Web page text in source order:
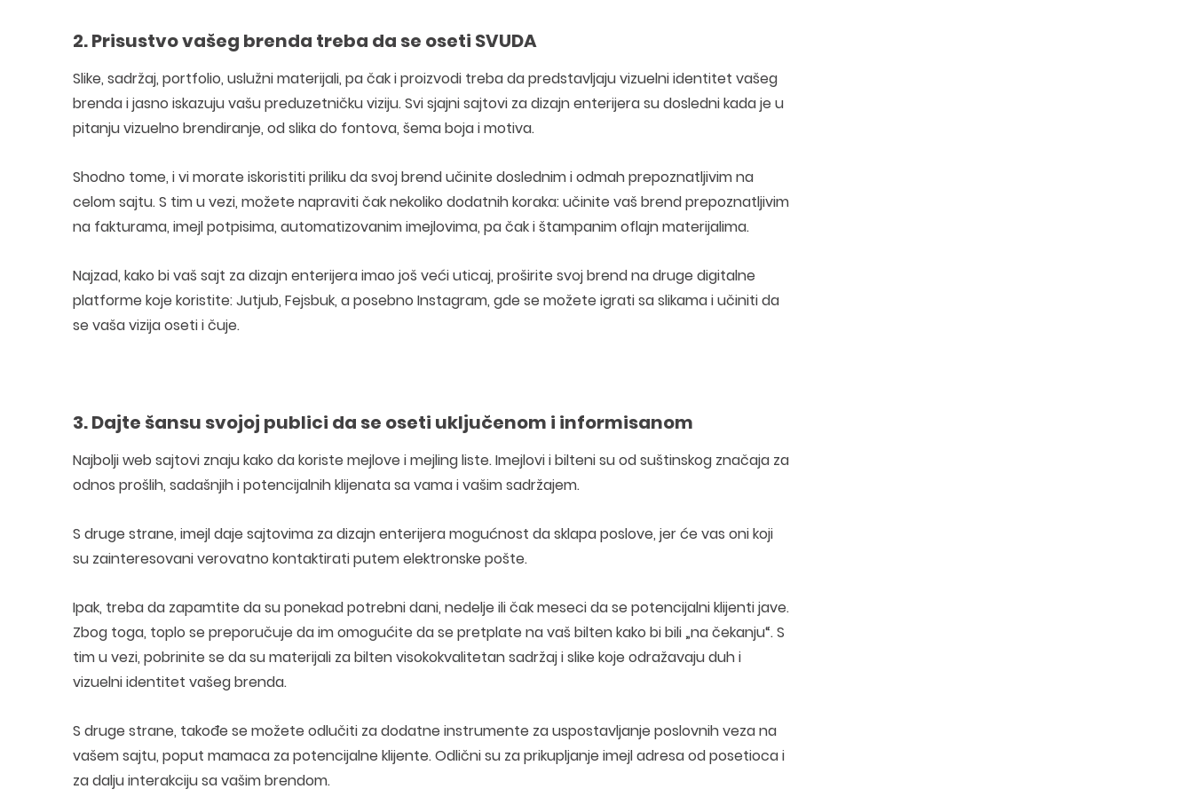
2. Prisustvo vašeg brenda treba da se oseti SVUDA
Slike, sadržaj, portfolio, uslužni materijali, pa čak i proizvodi treba da predstavljaju vizuelni identitet vašeg
brenda i jasno iskazuju vašu preduzetničku viziju. Svi sjajni sajtovi za dizajn enterijera su dosledni kada je u
pitanju vizuelno brendiranje, od slika do fontova, šema boja i motiva.
Shodno tome, i vi morate iskoristiti priliku da svoj brend učinite doslednim i odmah prepoznatljivim na
celom sajtu. S tim u vezi, možete napraviti čak nekoliko dodatnih koraka: učinite vaš brend prepoznatljivim
na fakturama, imejl potpisima, automatizovanim imejlovima, pa čak i štampanim oflajn materijalima.
Najzad, kako bi vaš sajt za dizajn enterijera imao još veći uticaj, proširite svoj brend na druge digitalne
platforme koje koristite: Jutjub, Fejsbuk, a posebno Instagram, gde se možete igrati sa slikama i učiniti da
se vaša vizija oseti i čuje.
3. Dajte šansu svojoj publici da se oseti uključenom i informisanom
Najbolji web sajtovi znaju kako da koriste mejlove i mejling liste. Imejlovi i bilteni su od suštinskog značaja za
odnos prošlih, sadašnjih i potencijalnih klijenata sa vama i vašim sadržajem.
S druge strane, imejl daje sajtovima za dizajn enterijera mogućnost da sklapa poslove, jer će vas oni koji
su zainteresovani verovatno kontaktirati putem elektronske pošte.
Ipak, treba da zapamtite da su ponekad potrebni dani, nedelje ili čak meseci da se potencijalni klijenti jave.
Zbog toga, toplo se preporučuje da im omogućite da se pretplate na vaš bilten kako bi bili „na čekanju“. S
tim u vezi, pobrinite se da su materijali za bilten visokokvalitetan sadržaj i slike koje odražavaju duh i
vizuelni identitet vašeg brenda.
S druge strane, takođe se možete odlučiti za dodatne instrumente za uspostavljanje poslovnih veza na
vašem sajtu, poput mamaca za potencijalne klijente. Odlični su za prikupljanje imejl adresa od posetioca i
za dalju interakciju sa vašim brendom.